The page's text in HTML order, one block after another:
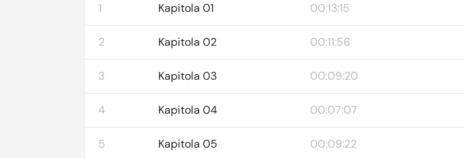
1 Kapitola 01 00:13:15
2 Kapitola 02 00:11:56
3 Kapitola 03 00:09:20
4 Kapitola 04 00:07:07
5 Kapitola 05 00:09:22